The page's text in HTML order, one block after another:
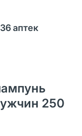
аптек
250